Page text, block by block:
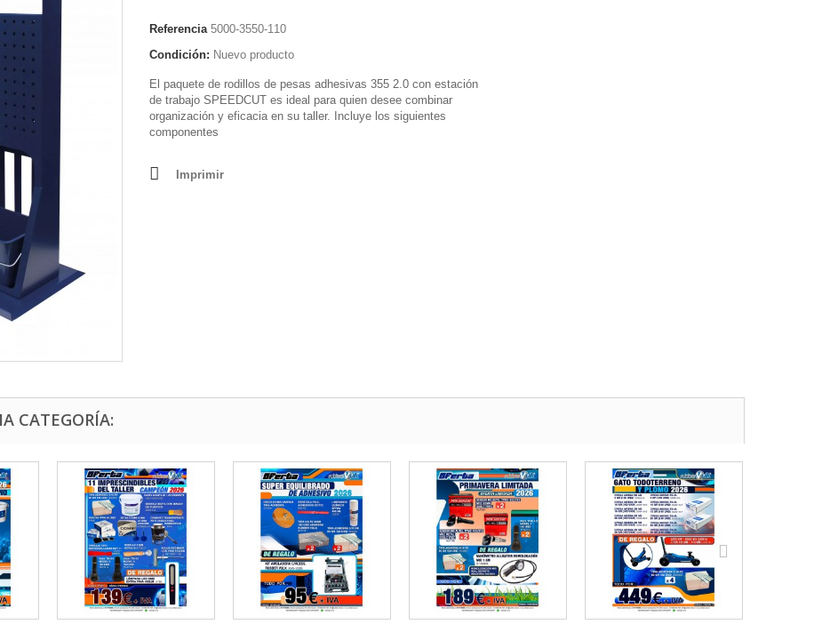
Referencia 5000-3550-110
Condición: Nuevo producto
El paquete de rodillos de pesas adhesivas 355 2.0 con estación
de trabajo SPEEDCUT es ideal para quien desee combinar
organización y eficacia en su taller. Incluye los siguientes
componentes
Imprimir
CATEGORÍA: